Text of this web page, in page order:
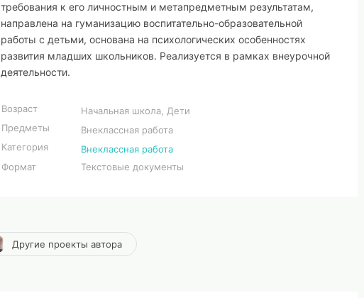
требования к его личностным и метапредметным результатам,
направлена на гуманизацию воспитательно-образовательной
работы с детьми, основана на психологических особенностях
развития младших школьников. Реализуется в рамках внеурочной
деятельности.
Возраст
Начальная школа, Дети
Предметы
Внеклассная работа
Категория
Внеклассная работа
Формат
Текстовые документы
Другие проекты автора